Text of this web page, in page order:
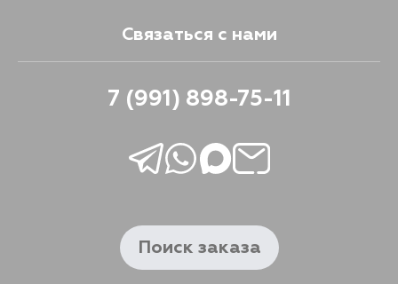
Связаться с нами
7 (991) 898-75-11
Поиск заказа